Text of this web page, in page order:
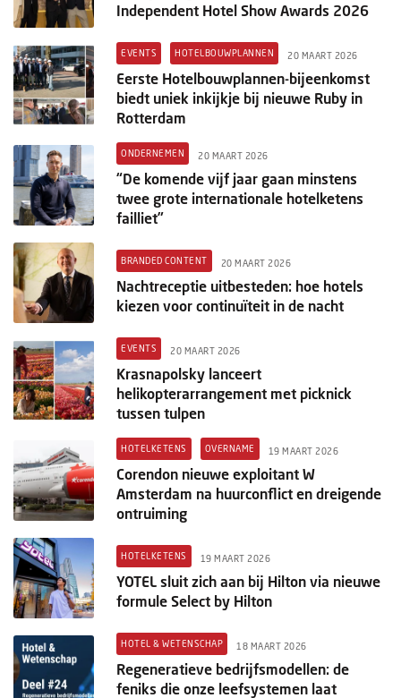
Independent Hotel Show Awards 2026
EVENTS HOTELBOUWPLANNEN 20 MAART 2026
Eerste Hotelbouwplannen-bijeenkomst
biedt uniek inkijkje bij nieuwe Ruby in
Rotterdam
ONDERNEMEN 20 MAART 2026
“De komende vijf jaar gaan minstens
twee grote internationale hotelketens
failliet”
BRANDED CONTENT 20 MAART 2026
Nachtreceptie uitbesteden: hoe hotels
kiezen voor continuïteit in de nacht
EVENTS 20 MAART 2026
Krasnapolsky lanceert
helikopterarrangement met picknick
tussen tulpen
HOTELKETENS OVERNAME 19 MAART 2026
Corendon nieuwe exploitant W
Amsterdam na huurconflict en dreigende
ontruiming
HOTELKETENS 19 MAART 2026
YOTEL sluit zich aan bij Hilton via nieuwe
formule Select by Hilton
HOTEL & WETENSCHAP 18 MAART 2026
Regeneratieve bedrijfsmodellen: de
feniks die onze leefsystemen laat